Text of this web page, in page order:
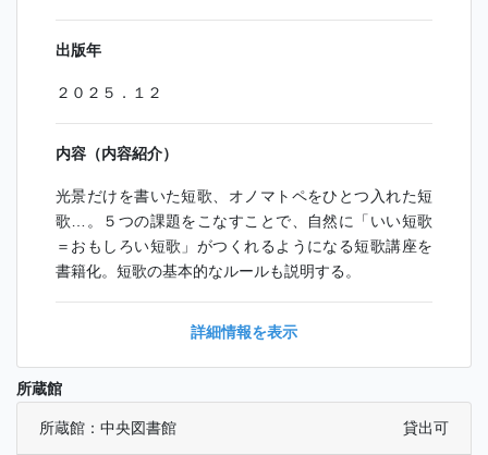
出版年
２０２５．１２
内容（内容紹介）
光景だけを書いた短歌、オノマトペをひとつ入れた短
歌…。５つの課題をこなすことで、自然に「いい短歌
＝おもしろい短歌」がつくれるようになる短歌講座を
書籍化。短歌の基本的なルールも説明する。
詳細情報を表示
所蔵館
所蔵館：中央図書館 貸出可